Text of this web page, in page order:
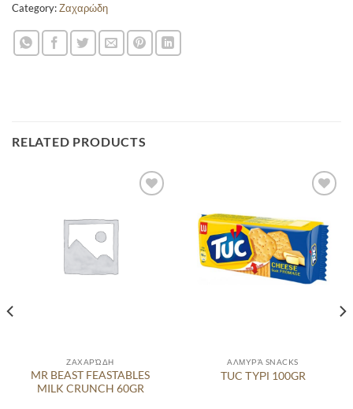
Category:Ζαχαρώδη
RELATED PRODUCTS
ΖΑΧΑΡΏΔΗ
MR BEAST FEASTABLES
MILK CRUNCH 60GR
αγαπημένα
ΑΛΜΥΡΆ SNACKS
TUC ΤΥΡΙ 100GR